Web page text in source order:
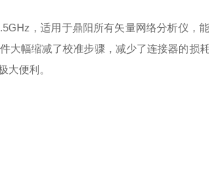
，适用于鼎阳所有矢量网络分析仪，
大幅缩减了校准步骤，减少了连接器的损
大便利。